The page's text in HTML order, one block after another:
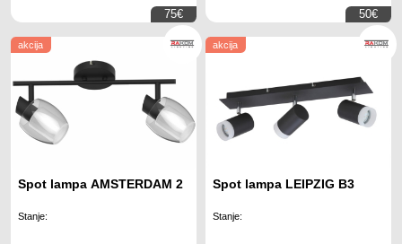
75€ 50€
akcija
Spot lampa AMSTERDAM 2
Stanje:
akcija
Spot lampa LEIPZIG B3
Stanje: